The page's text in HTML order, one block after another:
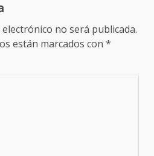
no será publicada.
están marcados con *